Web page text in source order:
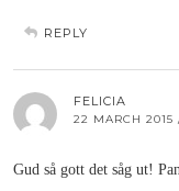
REPLY
FELICIA
22 MARCH 2015
Gud så gott det såg ut!